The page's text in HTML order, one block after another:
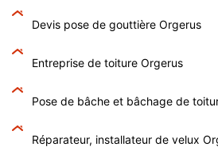
Devis pose de gouttière Orgerus
Entreprise de toiture Orgerus
Pose de bâche et bâchage de
Réparateur, installateur de velux